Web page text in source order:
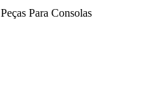
Peças Para Consolas